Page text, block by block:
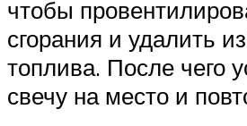
чтобы
сгорания и удалить
топлива. После чего
свечу на место и